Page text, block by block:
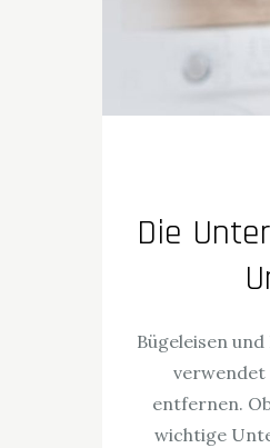
Die
Bügeleisen
verwendet
entfernen.
wichtige